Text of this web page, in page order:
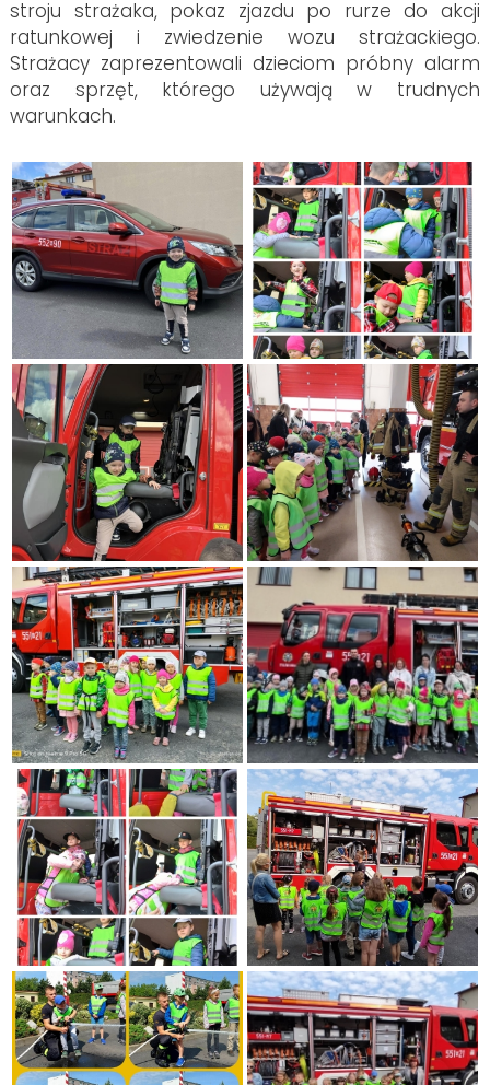
stroju strażaka, pokaz zjazdu po rurze do akcji
ratunkowej i zwiedzenie wozu strażackiego.
Strażacy zaprezentowali dzieciom próbny alarm
oraz sprzęt, którego używają w trudnych
warunkach.